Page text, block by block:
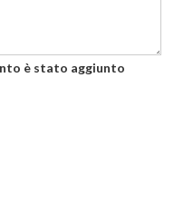
è stato aggiunto